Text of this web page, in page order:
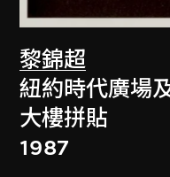
黎錦超
紐約時代廣場
大樓拼貼
1987